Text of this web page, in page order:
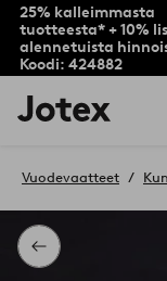
25% kalleimmasta
tuotteesta* + 10%
alennetuista
Koodi: 424882
Jotex-
logo
aloitussivulle
Takaisin
Vuodevaatteet